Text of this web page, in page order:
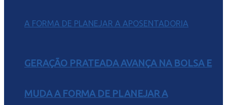
GERAÇÃO PRATEADA AVANÇA NA BOLSA E
MUDA A FORMA DE PLANEJAR A